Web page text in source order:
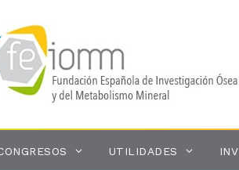
UTILIDADES